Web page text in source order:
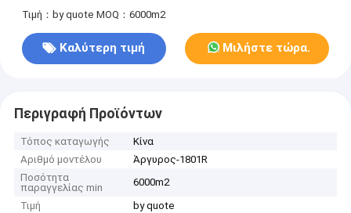
μόνωση θερμότητας
Τιμή：by quote MOQ：6000m2
Καλύτερη τιμή Μιλήστε τώρα.
Περιγραφή Προϊόντων
Τόπος καταγωγής
Κίνα
Αριθμό μοντέλου
Άργυρος-1801R
Ποσότητα
παραγγελίας min
6000m2
Τιμή
by quote